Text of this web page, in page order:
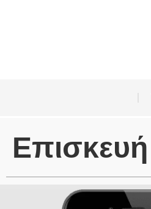
Επισκευή